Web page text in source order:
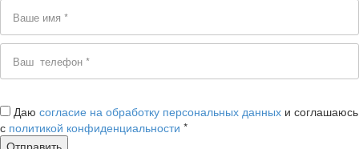
Даю согласие на обработку персональных данных и соглашаюсь
с политикой конфиденциальности *